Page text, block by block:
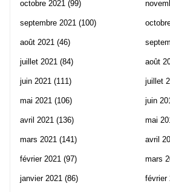
octobre 2021 (99)
septembre 2021 (100)
août 2021 (46)
juillet 2021 (84)
juin 2021 (111)
mai 2021 (106)
avril 2021 (136)
mars 2021 (141)
février 2021 (97)
janvier 2021 (86)
août
juillet
juin
mai
avril
mars
février